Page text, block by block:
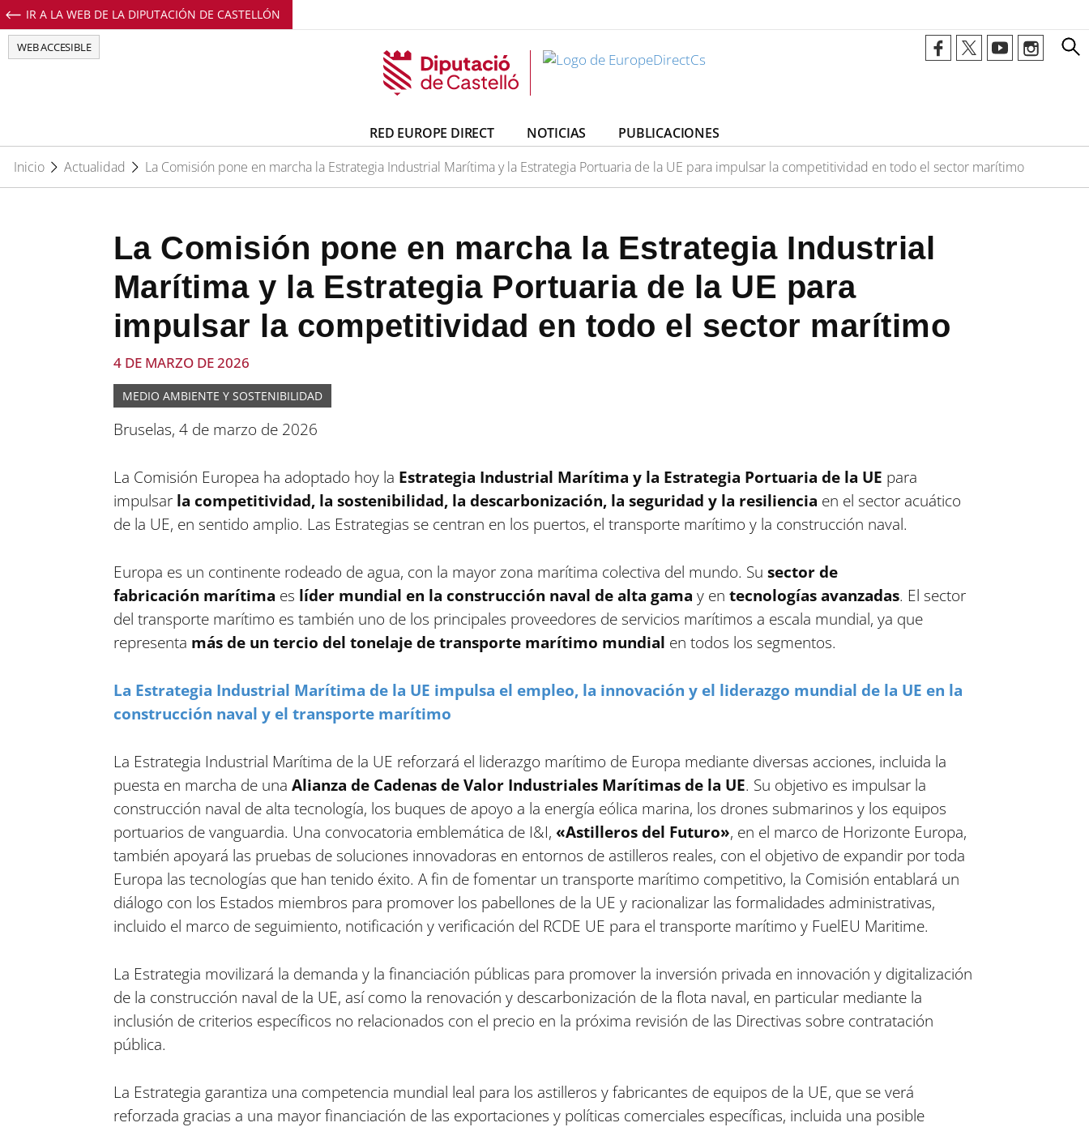
IR A LA WEB DE LA DIPUTACIÓN DE CASTELLÓN
WEB ACCESIBLE
RED EUROPE DIRECT NOTICIAS
PUBLICACIONES
Inicio
Actualidad La Comisión pone en marcha la Estrategia Industrial Marítima y la Estrategia Portuaria de la UE para impulsar la competitividad en todo el sector marítimo
La Comisión pone en marcha la Estrategia Industrial
Marítima y la Estrategia Portuaria de la UE para
impulsar la competitividad en todo el sector marítimo
4 DE MARZO DE 2026
MEDIO AMBIENTE Y SOSTENIBILIDAD
Bruselas, 4 de marzo de 2026
La Comisión Europea ha adoptado hoy la Estrategia Industrial Marítima y la Estrategia Portuaria de la UE para
impulsar la competitividad, la sostenibilidad, la descarbonización, la seguridad y la resiliencia en el sector acuático
de la UE, en sentido amplio. Las Estrategias se centran en los puertos, el transporte marítimo y la construcción naval.
Europa es un continente rodeado de agua, con la mayor zona marítima colectiva del mundo. Su sector de
fabricación marítima es líder mundial en la construcción naval de alta gama y en tecnologías avanzadas. El sector
del transporte marítimo es también uno de los principales proveedores de servicios marítimos a escala mundial, ya que
representa más de un tercio del tonelaje de transporte marítimo mundial en todos los segmentos.
La Estrategia Industrial Marítima de la UE impulsa el empleo, la innovación y el liderazgo mundial de la UE en la
construcción naval y el transporte marítimo
La Estrategia Industrial Marítima de la UE reforzará el liderazgo marítimo de Europa mediante diversas acciones, incluida la
puesta en marcha de una Alianza de Cadenas de Valor Industriales Marítimas de la UE. Su objetivo es impulsar la
construcción naval de alta tecnología, los buques de apoyo a la energía eólica marina, los drones submarinos y los equipos
portuarios de vanguardia. Una convocatoria emblemática de I&I, «Astilleros del Futuro», en el marco de Horizonte Europa,
también apoyará las pruebas de soluciones innovadoras en entornos de astilleros reales, con el objetivo de expandir por toda
Europa las tecnologías que han tenido éxito. A fin de fomentar un transporte marítimo competitivo, la Comisión entablará un
diálogo con los Estados miembros para promover los pabellones de la UE y racionalizar las formalidades administrativas,
incluido el marco de seguimiento, notificación y verificación del RCDE UE para el transporte marítimo y FuelEU Maritime.
La Estrategia movilizará la demanda y la financiación públicas para promover la inversión privada en innovación y digitalización
de la construcción naval de la UE, así como la renovación y descarbonización de la flota naval, en particular mediante la
inclusión de criterios específicos no relacionados con el precio en la próxima revisión de las Directivas sobre contratación
pública.
La Estrategia garantiza una competencia mundial leal para los astilleros y fabricantes de equipos de la UE, que se verá
reforzada gracias a una mayor financiación de las exportaciones y políticas comerciales específicas, incluida una posible